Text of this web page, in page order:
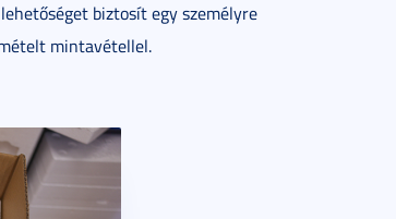
biztosít egy személyre
mintavétellel.